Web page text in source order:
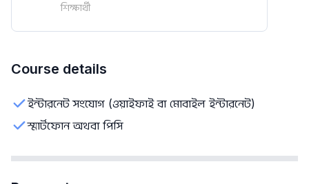
শিক্ষার্থী
Course details
ইন্টারনেট সংযোগ (ওয়াইফাই বা মোবাইল ইন্টারনেট)
স্মার্টফোন অথবা পিসি